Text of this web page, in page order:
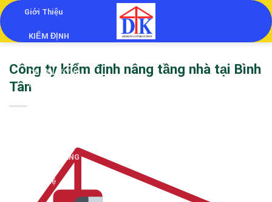
Skip
to
content
Giới Thiệu
KIỂM ĐỊNH
CHẤT LƯỢNG
CÔNG TRÌNH
LÚN NGHIÊNG
Liên Hệ
Công ty kiểm định nâng tầng nhà tại Bình
Tân